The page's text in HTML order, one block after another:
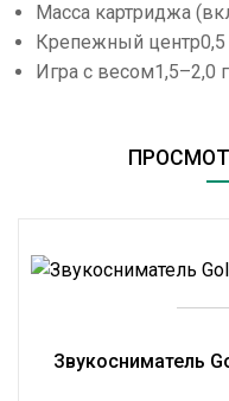
Масса картриджа
Крепежный
Игра с весом1,5–2,0
Звукосниматель